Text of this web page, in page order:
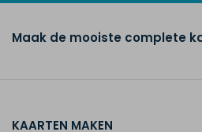
Maak de mooiste complete
KAARTEN MAKEN